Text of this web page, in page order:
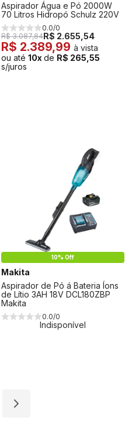
Aspirador Água e Pó 2000W
70 Litros Hidropó Schulz 220V
0.0/0
R$ 3.087,84R$ 2.655,54
R$ 2.389,99 à vista
ou até 10x de R$ 265,55
s/juros
10% Off
Makita
Aspirador de Pó á Bateria Íons
de Lítio 3AH 18V DCL180ZBP
Makita
0.0/0
Indisponível